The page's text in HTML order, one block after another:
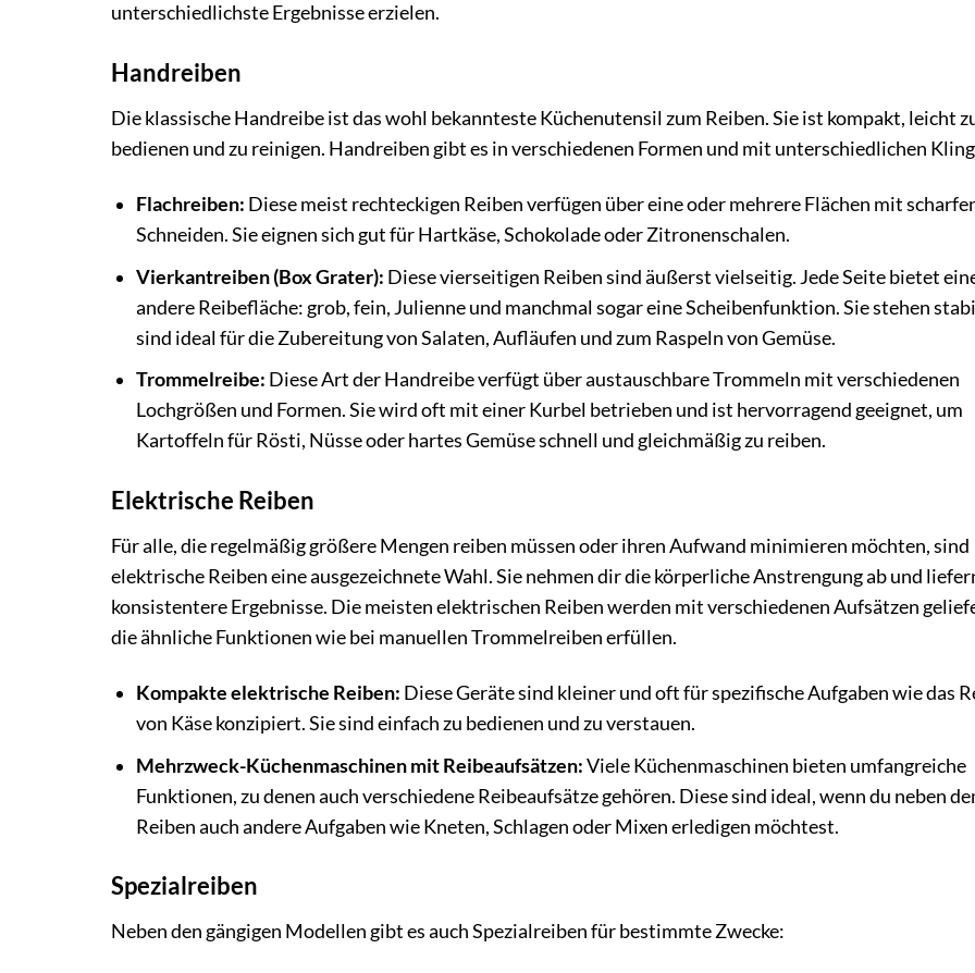
unterschiedlichste Ergebnisse erzielen.
Handreiben
Die klassische Handreibe ist das wohl bekannteste Küchenutensil zum Reiben. Sie ist kompakt, leicht
bedienen und zu reinigen. Handreiben gibt es in verschiedenen Formen und mit unterschiedlichen
Flachreiben: Diese meist rechteckigen Reiben verfügen über eine oder mehrere Flächen mit
Schneiden. Sie eignen sich gut für Hartkäse, Schokolade oder Zitronenschalen.
Vierkantreiben (Box Grater): Diese vierseitigen Reiben sind äußerst vielseitig. Jede Seite bietet
andere Reibefläche: grob, fein, Julienne und manchmal sogar eine Scheibenfunktion. Sie stehen
sind ideal für die Zubereitung von Salaten, Aufläufen und zum Raspeln von Gemüse.
Trommelreibe: Diese Art der Handreibe verfügt über austauschbare Trommeln mit verschiedenen
Lochgrößen und Formen. Sie wird oft mit einer Kurbel betrieben und ist hervorragend geeignet, um
Kartoffeln für Rösti, Nüsse oder hartes Gemüse schnell und gleichmäßig zu reiben.
Elektrische Reiben
Für alle, die regelmäßig größere Mengen reiben müssen oder ihren Aufwand minimieren möchten, sind
elektrische Reiben eine ausgezeichnete Wahl. Sie nehmen dir die körperliche Anstrengung ab und
konsistentere Ergebnisse. Die meisten elektrischen Reiben werden mit verschiedenen Aufsätzen
die ähnliche Funktionen wie bei manuellen Trommelreiben erfüllen.
Kompakte elektrische Reiben: Diese Geräte sind kleiner und oft für spezifische Aufgaben wie das
von Käse konzipiert. Sie sind einfach zu bedienen und zu verstauen.
Mehrzweck-Küchenmaschinen mit Reibeaufsätzen:Viele Küchenmaschinen bieten umfangreiche
Funktionen, zu denen auch verschiedene Reibeaufsätze gehören. Diese sind ideal, wenn du neben
Reiben auch andere Aufgaben wie Kneten, Schlagen oder Mixen erledigen möchtest.
Spezialreiben
Neben den gängigen Modellen gibt es auch Spezialreiben für bestimmte Zwecke: